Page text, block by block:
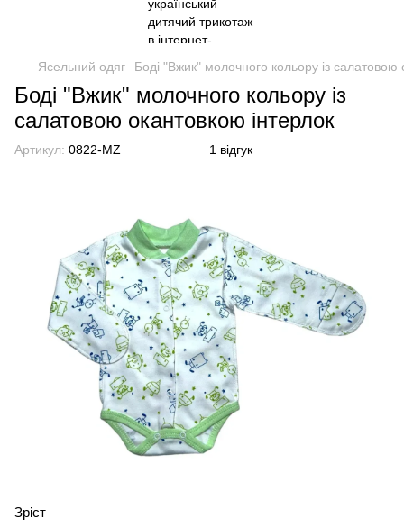
Ясельний одяг Боді "Вжик" молочного кольору із салатовою
Боді "Вжик" молочного кольору із
салатовою окантовкою інтерлок
Артикул: 0822-MZ 1 відгук
Зріст